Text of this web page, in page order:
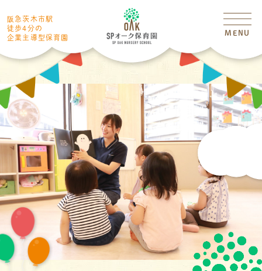
阪急茨木市駅
徒歩4分の
企業主導型保育園
MENU